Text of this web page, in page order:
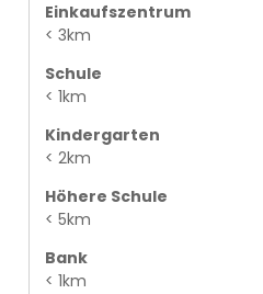
Einkaufszentrum
< 3km
Schule
< 1km
Kindergarten
< 2km
Höhere Schule
< 5km
Bank
< 1km